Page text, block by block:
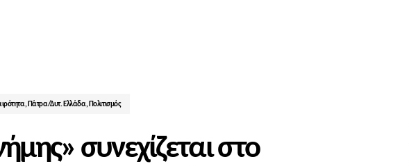
,Πάτρα/Δυτ. Ελλάδα,Πολιτισμός
συνεχίζεται στο